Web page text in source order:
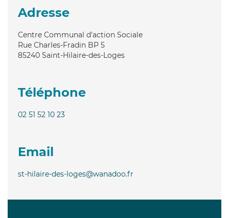
Adresse
Centre Communal d'action Sociale
Rue Charles-Fradin BP 5
85240 Saint-Hilaire-des-Loges
Téléphone
02 51 52 10 23
Email
st-hilaire-des-loges@wanadoo.fr